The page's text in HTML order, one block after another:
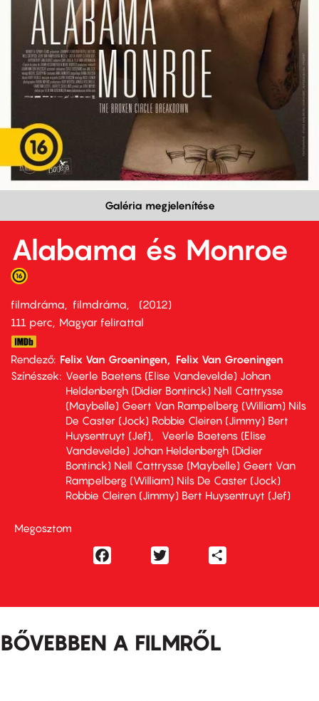
Galéria megjelenítése
Alabama és Monroe
filmdráma filmdráma
2012
111 perc,
Magyar felirattal
Rendező Felix Van Groeningen
Felix Van Groeningen
Színészek
Veerle Baetens (Elise Vandevelde) Johan
Heldenbergh (Didier Bontinck) Nell Cattrysse
(Maybelle) Geert Van Rampelberg (William) Nils
De Caster (Jock) Robbie Cleiren (Jimmy) Bert
Huysentruyt (Jef)
Veerle Baetens (Elise
Vandevelde) Johan Heldenbergh (Didier
Bontinck) Nell Cattrysse (Maybelle) Geert Van
Rampelberg (William) Nils De Caster (Jock)
Robbie Cleiren (Jimmy) Bert Huysentruyt (Jef)
Megosztom
Facebook
BŐVEBBEN A FILMRŐL